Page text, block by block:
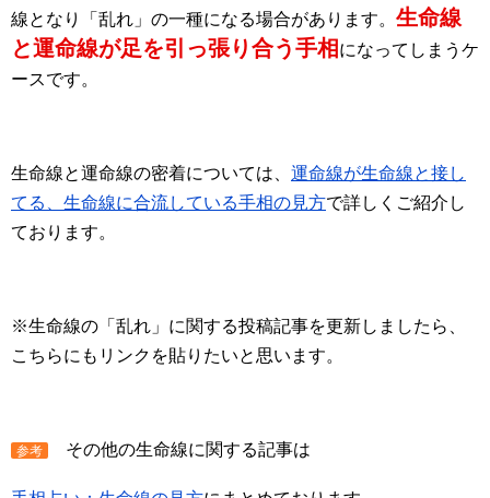
線となり「乱れ」の一種になる場合があります。 生命線
と運命線が足を引っ張り合う手相 になってしまうケ
ースです。
生命線と運命線の密着については、 運命線が生命線と接し
てる、生命線に合流している手相の見方で詳しくご紹介し
ております。
※生命線の「乱れ」に関する投稿記事を更新しましたら、
こちらにもリンクを貼りたいと思います。
参考 その他の生命線に関する記事は